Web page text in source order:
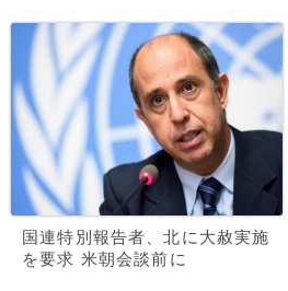
国連特別報告者、北に大赦実施
を要求 米朝会談前に